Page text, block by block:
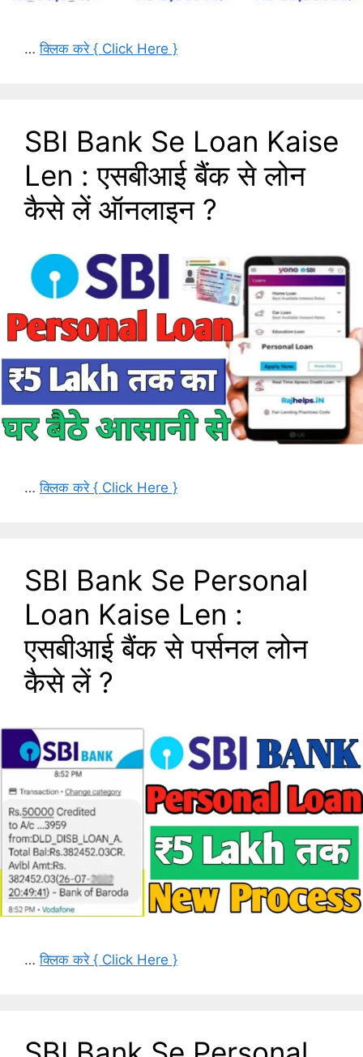
…क्लिक करे { Click Here }
SBI Bank Se Loan Kaise
Len : एसबीआई बैंक से लोन
कैसे लें ऑनलाइन ?
…क्लिक करे { Click Here }
SBI Bank Se Personal
Loan Kaise Len :
एसबीआई बैंक से पर्सनल लोन
कैसे लें ?
…क्लिक करे { Click Here }